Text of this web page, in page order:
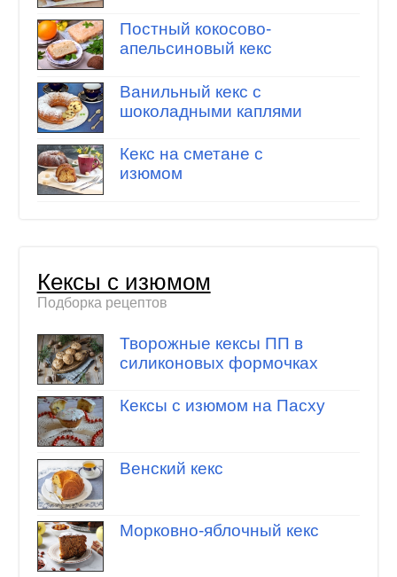
Постный кокосово-
апельсиновый кекс
Ванильный кекс с
шоколадными каплями
Кекс на сметане с
изюмом
Кексы с изюмом
Подборка рецептов
Творожные кексы ПП в
силиконовых формочках
Кексы с изюмом на Пасху
Венский кекс
Морковно-яблочный кекс